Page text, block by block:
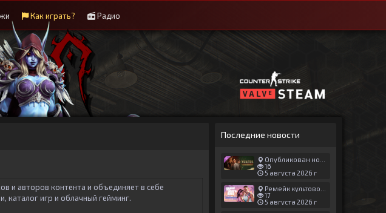
Как играть? Радио
и авторов контента и объединяет в себе
каталог игр и облачный гейминг.
Последние новости
Опубликован новый геймплей Man of Honor для Mafia: The Old Country
16
5 августа 2026 г
Ремейк культовой японской игры задержали ради выхода GTA 6
17
5 августа 2026 г